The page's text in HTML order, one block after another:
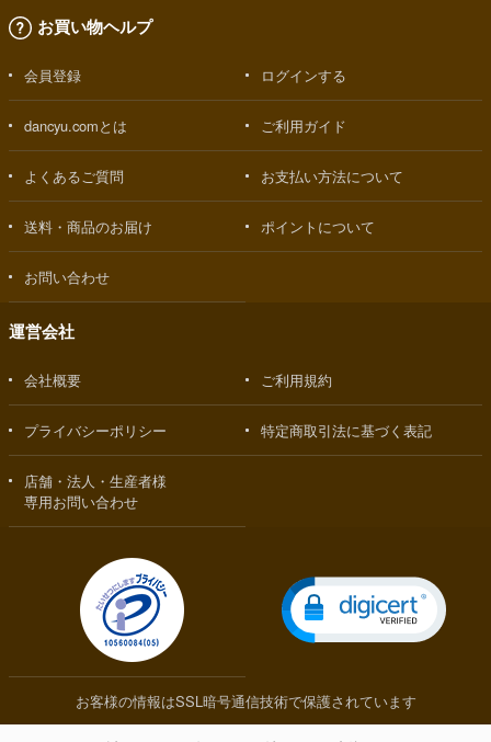
お買い物ヘルプ
会員登録 ログインする
dancyu.comとは ご利用ガイド
よくあるご質問 お支払い方法について
送料・商品のお届け ポイントについて
お問い合わせ
運営会社
会社概要 ご利用規約
プライバシーポリシー 特定商取引法に基づく表記
店舗・法人・生産者様
専用お問い合わせ
お客様の情報はSSL暗号通信技術で保護されています